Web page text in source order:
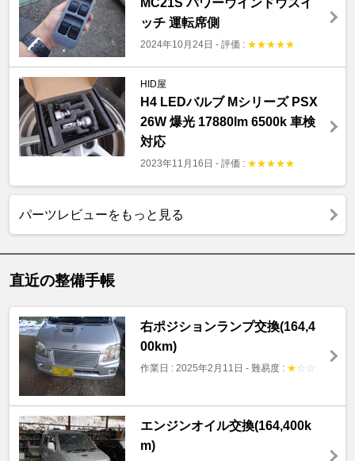
ッチ 運転席側
2024年10月24日 - 評価 : ★★★★★
HID屋
H4 LEDバルブ Mシリーズ PSX
26W 爆光 17880lm 6500k 車検
対応
2023年11月16日 - 評価 : ★★★★★
パーツレビューをもっと見る
直近の整備手帳
右ポジションランプ交換(164,4
00km)
作業日 : 2025年2月11日 - 難易度 : ★ ☆ ☆
エンジンオイル交換(164,400k
m)